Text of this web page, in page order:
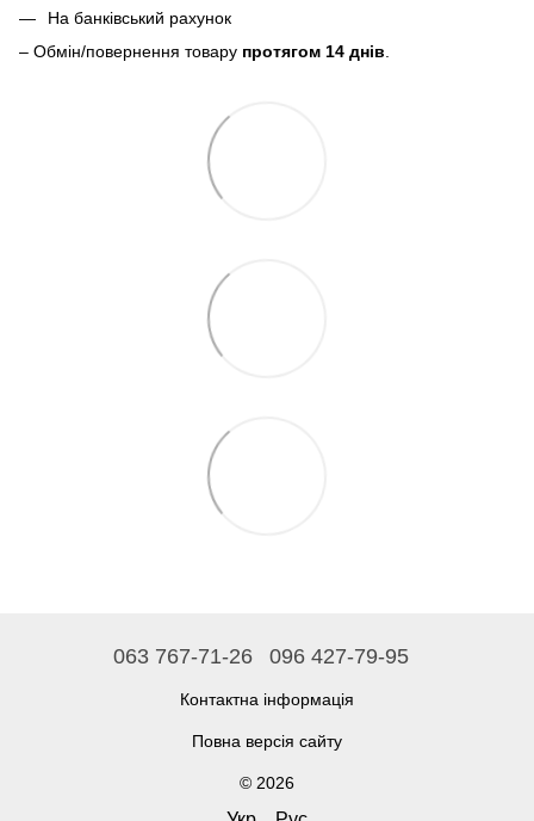
На банківський рахунок
– Обмін/повернення товару протягом 14 днів.
063 767-71-26 096 427-79-95
Контактна інформація
Повна версія сайту
© 2026